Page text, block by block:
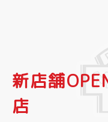
新店舗
店